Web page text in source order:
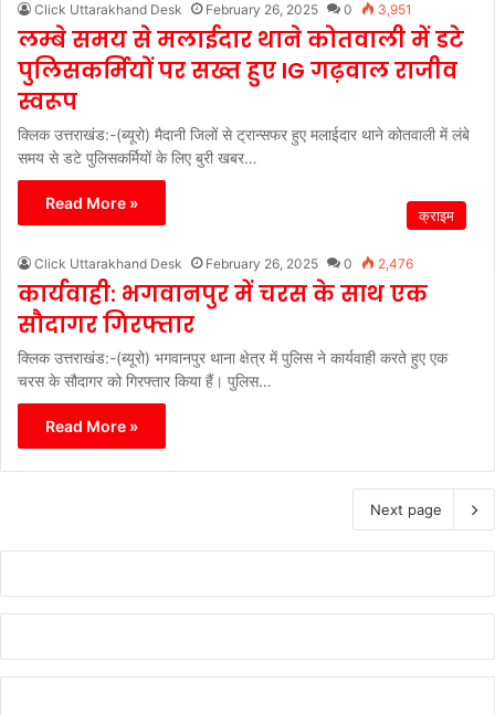
Click Uttarakhand Desk February 26, 2025 0 3,951
लम्बे समय से मलाईदार थाने कोतवाली में डटे
पुलिसकर्मियों पर सख्त हुए IG गढ़वाल राजीव
स्वरूप
क्लिक उत्तराखंड:-(ब्यूरो) मैदानी जिलों से ट्रान्सफर हुए मलाईदार थाने कोतवाली में लंबे
समय से डटे पुलिसकर्मियों के लिए बुरी खबर…
Read More »
क्राइम
Click Uttarakhand Desk February 26, 2025 0 2,476
कार्यवाही: भगवानपुर में चरस के साथ एक
सौदागर गिरफ्तार
क्लिक उत्तराखंड:-(ब्यूरो) भगवानपुर थाना क्षेत्र में पुलिस ने कार्यवाही करते हुए एक
चरस के सौदागर को गिरफ्तार किया हैं। पुलिस…
Read More »
Next page